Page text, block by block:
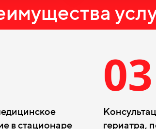
в стационаре
03
гериатра,